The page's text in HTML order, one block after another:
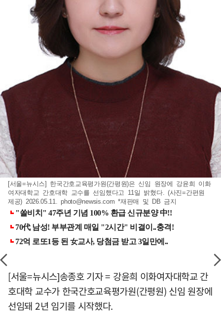
[서울=뉴시스] 한국간호교육평가원(간평원)은 신임 원장에 강윤희 이화
여자대학교 간호대학 교수를 선임했다고 11일 밝혔다. (사진=간편원
제공) 2026.05.11.photo@newsis.com *재판매 및 DB 금지
[서울=뉴시스]송종호 기자 = 강윤희 이화여자대학교 간
호대학 교수가 한국간호교육평가원(간평원) 신임 원장에
선임돼 2년 임기를 시작했다.